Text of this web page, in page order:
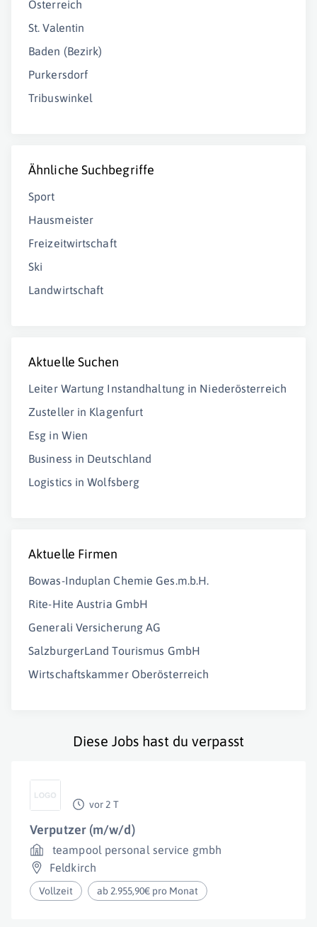
Österreich
St. Valentin
Baden (Bezirk)
Purkersdorf
Tribuswinkel
Ähnliche Suchbegriffe
Sport
Hausmeister
Freizeitwirtschaft
Ski
Landwirtschaft
Aktuelle Suchen
Leiter Wartung Instandhaltung in Niederösterreich
Zusteller in Klagenfurt
Esg in Wien
Business in Deutschland
Logistics in Wolfsberg
Aktuelle Firmen
Bowas-Induplan Chemie Ges.m.b.H.
Rite-Hite Austria GmbH
Generali Versicherung AG
SalzburgerLand Tourismus GmbH
Wirtschaftskammer Oberösterreich
Diese Jobs hast du verpasst
vor 2 T
Verputzer (m/w/d)
teampool personal service gmbh
Feldkirch
Vollzeit ab 2.955,90€ pro Monat